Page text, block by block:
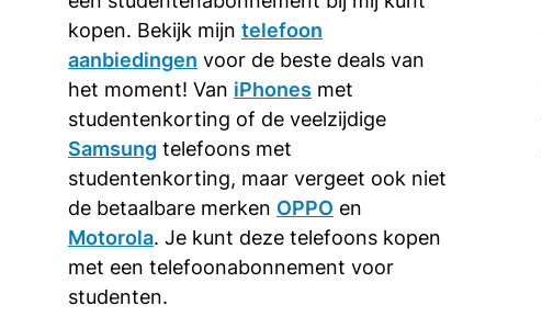
kopen. Bekijk mijn telefoon
aanbiedingen voor de beste deals van
het moment! Van iPhones met
studentenkorting of de veelzijdige
Samsung telefoons met
studentenkorting, maar vergeet ook niet
de betaalbare merken OPPO en
Motorola. Je kunt deze telefoons kopen
met een telefoonabonnement voor
studenten.